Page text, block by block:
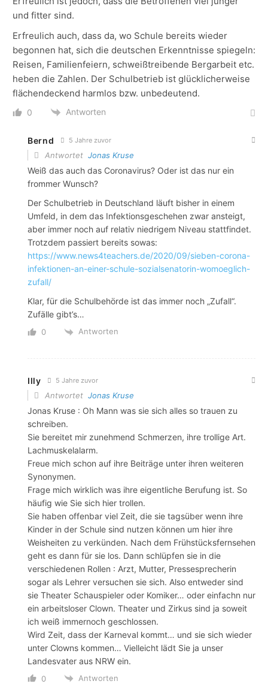
und fitter sind.
Erfreulich auch, dass da, wo Schule bereits wieder
begonnen hat, sich die deutschen Erkenntnisse spiegeln:
Reisen, Familienfeiern, schweißtreibende Bergarbeit etc.
heben die Zahlen. Der Schulbetrieb ist glücklicherweise
flächendeckend harmlos bzw. unbedeutend.
0 Antworten
Bernd 5 Jahre zuvor
Antwortet Jonas Kruse
Weiß das auch das Coronavirus? Oder ist das nur ein
frommer Wunsch?
Der Schulbetrieb in Deutschland läuft bisher in einem
Umfeld, in dem das Infektionsgeschehen zwar ansteigt,
aber immer noch auf relativ niedrigem Niveau stattfindet.
Trotzdem passiert bereits sowas:
https://www.news4teachers.de/2020/09/sieben-corona-
infektionen-an-einer-schule-sozialsenatorin-womoeglich-
zufall/
Klar, für die Schulbehörde ist das immer noch „Zufall“.
Zufälle gibt’s…
0 Antworten
Illy 5 Jahre zuvor
Antwortet Jonas Kruse
Jonas Kruse : Oh Mann was sie sich alles so trauen zu
schreiben.
Sie bereitet mir zunehmend Schmerzen, ihre trollige Art.
Lachmuskelalarm.
Freue mich schon auf ihre Beiträge unter ihren weiteren
Synonymen.
Frage mich wirklich was ihre eigentliche Berufung ist. So
häufig wie Sie sich hier trollen.
Sie haben offenbar viel Zeit, die sie tagsüber wenn ihre
Kinder in der Schule sind nutzen können um hier ihre
Weisheiten zu verkünden. Nach dem Frühstücksfernsehen
geht es dann für sie los. Dann schlüpfen sie in die
verschiedenen Rollen : Arzt, Mutter, Pressesprecherin
sogar als Lehrer versuchen sie sich. Also entweder sind
sie Theater Schauspieler oder Komiker… oder einfachn nur
ein arbeitsloser Clown. Theater und Zirkus sind ja soweit
ich weiß immernoch geschlossen.
Wird Zeit, dass der Karneval kommt… und sie sich wieder
unter Clowns kommen… Vielleicht lädt Sie ja unser
Landesvater aus NRW ein.
0 Antworten